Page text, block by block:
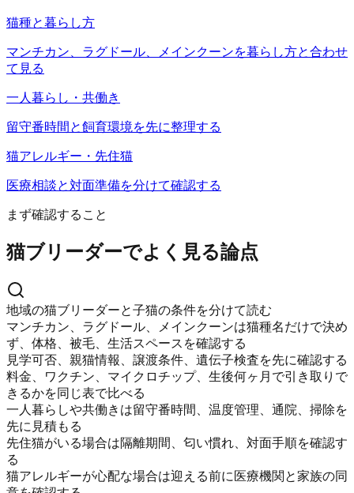
猫種と暮らし方
マンチカン、ラグドール、メインクーンを暮らし方と合わせ
て見る
一人暮らし・共働き
留守番時間と飼育環境を先に整理する
猫アレルギー・先住猫
医療相談と対面準備を分けて確認する
まず確認すること
猫ブリーダーでよく見る論点
地域の猫ブリーダーと子猫の条件を分けて読む
マンチカン、ラグドール、メインクーンは猫種名だけで決め
ず、体格、被毛、生活スペースを確認する
見学可否、親猫情報、譲渡条件、遺伝子検査を先に確認する
料金、ワクチン、マイクロチップ、生後何ヶ月で引き取りで
きるかを同じ表で比べる
一人暮らしや共働きは留守番時間、温度管理、通院、掃除を
先に見積もる
先住猫がいる場合は隔離期間、匂い慣れ、対面手順を確認す
る
猫アレルギーが心配な場合は迎える前に医療機関と家族の同